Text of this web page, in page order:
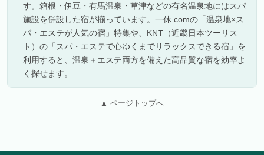
す。箱根・伊豆・有馬温泉・草津などの有名温泉地にはスパ
施設を併設した宿が揃っています。一休.comの「温泉地×ス
パ・エステが人気の宿」特集や、KNT（近畿日本ツーリス
ト）の「スパ・エステで心ゆくまでリラックスできる宿」を
利用すると、温泉＋エステ両方を備えた高品質な宿を効率よ
く探せます。
▲ ページトップへ